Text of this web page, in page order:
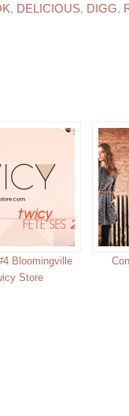
, DELICIOUS, DIGG,
Bloomingville
Store